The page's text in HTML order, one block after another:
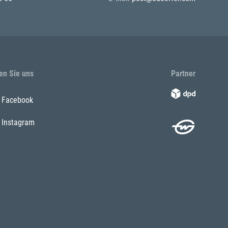
Sie uns
Facebook
Instagram
Partner